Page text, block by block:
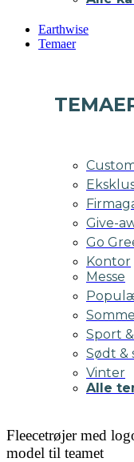
Earthwise
Temaer
Give-
Go
Kontor
Messe
Sport
Sødt &
Vinter
Alle
Fleecetrøjer med
model til teamet